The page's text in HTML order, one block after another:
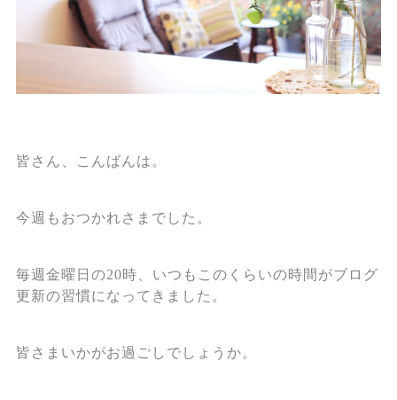
皆さん、こんばんは。
今週もおつかれさまでした。
毎週金曜日の20時、いつもこのくらいの時間がブログ
更新の習慣になってきました。
皆さまいかがお過ごしでしょうか。